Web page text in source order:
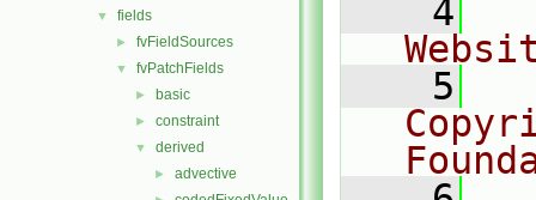
▼ fields
► fvFieldSources
▼ fvPatchFields
► basic
► constraint
▼ derived
► advective
    4
    5